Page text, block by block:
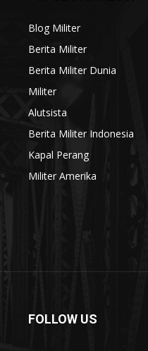
Blog Militer
Berita Militer
Berita Militer Dunia
Militer
Alutsista
Berita Militer Indonesia
Kapal Perang
Militer Amerika
FOLLOW US